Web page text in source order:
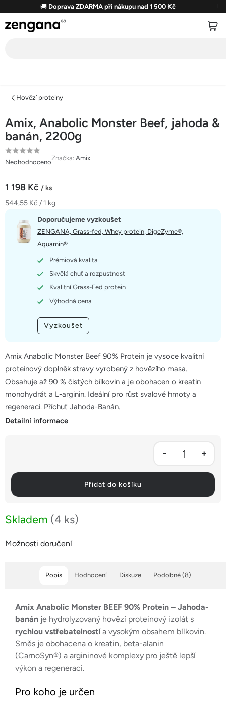
obsah
🚚 Doprava ZDARMA při nákupu nad 1 500 Kč
Hovězí proteiny
Amix, Anabolic Monster Beef, jahoda &
banán, 2200g
Průměrné
hodnocení
je
0,0
hvězdiček.
Neohodnoceno
Značka: Amix
1 198 Kč / ks
Měrná
544,55 Kč / 1 kg
Skladem (4 ks)
Možnosti doručení
Přidat do košíku
Amix Anabolic Monster Beef 90% Protein je vysoce kvalitní
proteinový doplněk stravy vyrobený z hovězího masa.
Obsahuje až 90 % čistých bílkovin a je obohacen o kreatin
monohydrát a L-arginin. Ideální pro růst svalové hmoty a
regeneraci. Příchuť Jahoda-Banán.
Doporučujeme vyzkoušet
ZENGANA, Grass-fed, Whey protein, DigeZyme®,
Aquamin®
Prémiová kvalita
Skvělá chuť a rozpustnost
Kvalitní Grass-Fed protein
Výhodná cena
Vyzkoušet
Detailní informace
Popis Podobné (8)
Hodnocení Diskuze
Amix Anabolic Monster BEEF 90% Protein – Jahoda-
banán je hydrolyzovaný hovězí proteinový izolát s
rychlou vstřebatelnostía vysokým obsahem bílkovin.
Směs je obohacena o kreatin, beta-alanin
(CarnoSyn®) a argininové komplexy pro ještě lepší
výkon a regeneraci.
Pro koho je určen